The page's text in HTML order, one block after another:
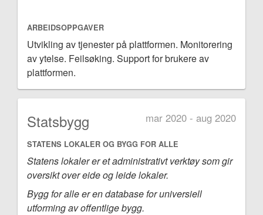
ARBEIDSOPPGAVER
Utvikling av tjenester på plattformen. Monitorering
av ytelse. Feilsøking. Support for brukere av
plattformen.
Statsbygg mar 2020 - aug 2020
STATENS LOKALER OG BYGG FOR ALLE
Statens lokaler er et administrativt verktøy som gir
oversikt over eide og leide lokaler.
Bygg for alle er en database for universiell
utforming av offentlige bygg.